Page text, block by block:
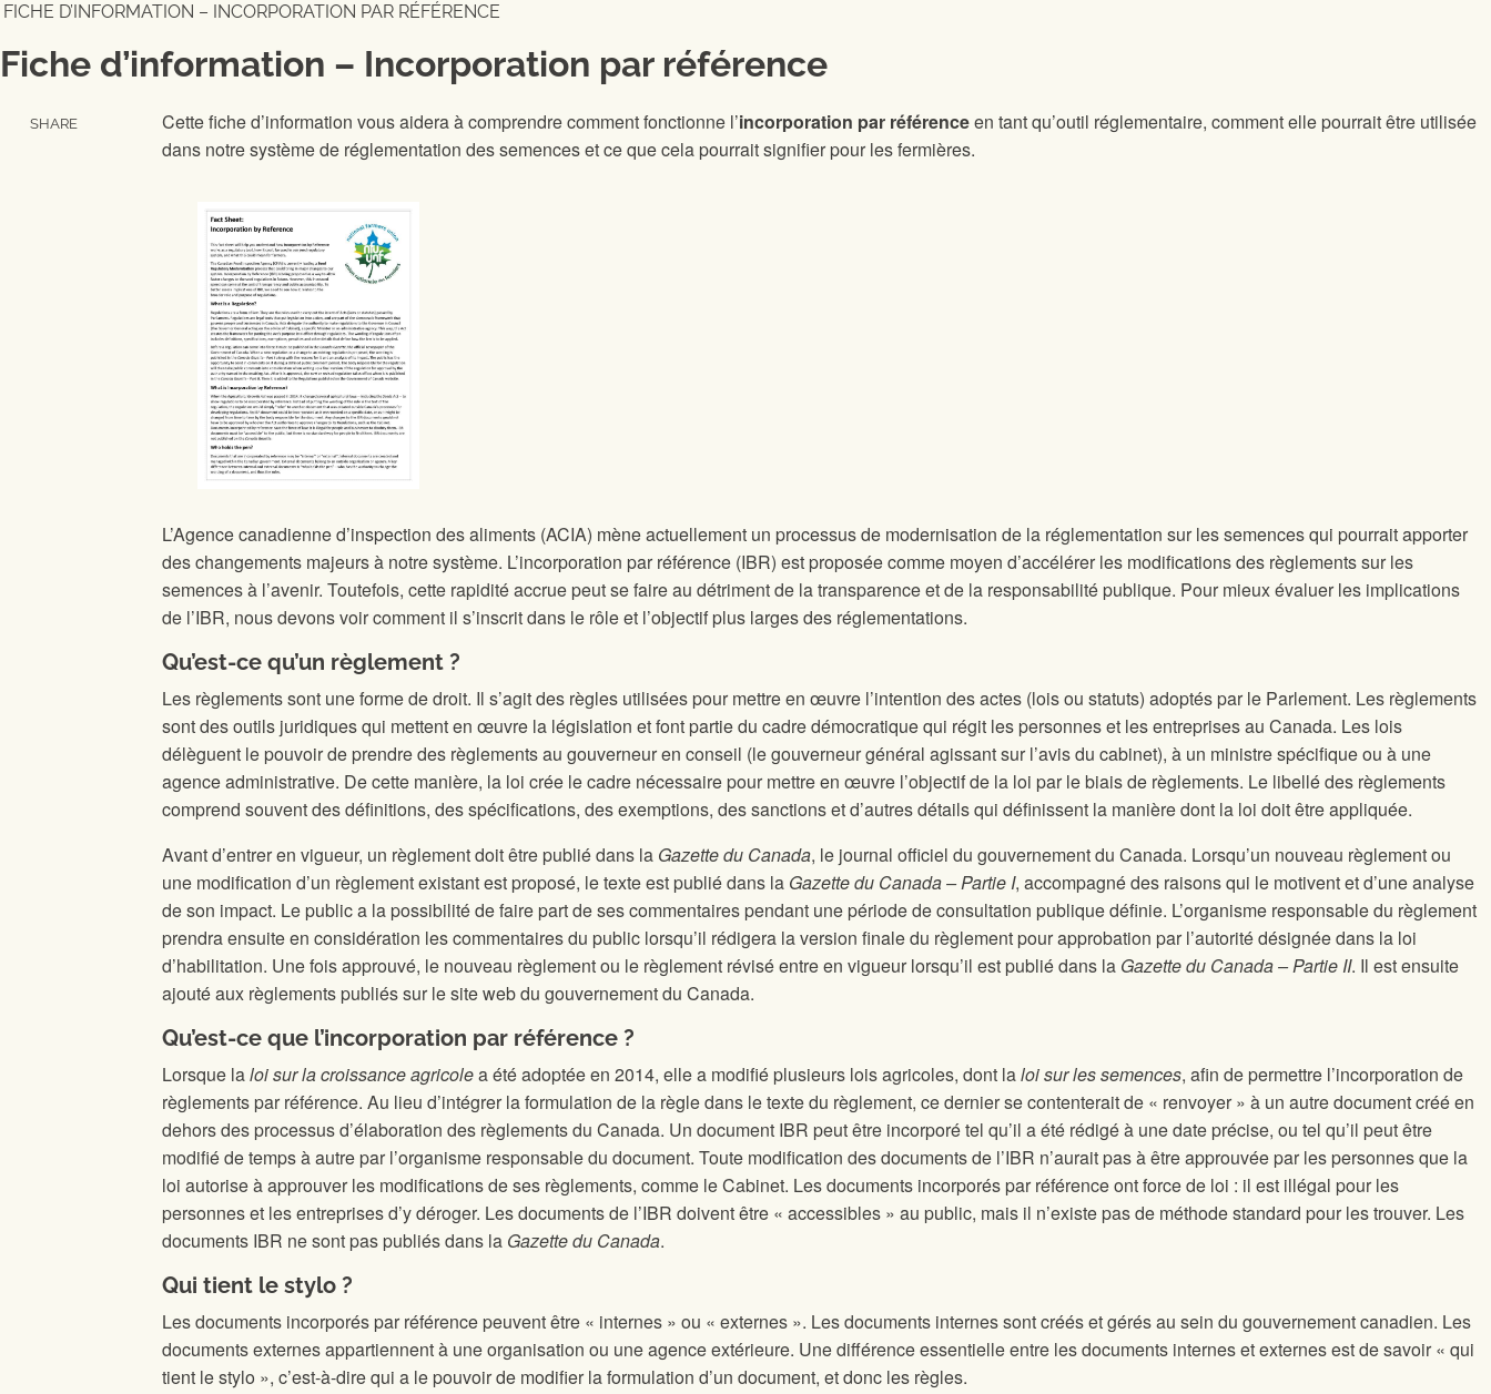
FICHE D’INFORMATION – INCORPORATION PAR RÉFÉRENCE
Fiche d’information – Incorporation par référence
SHARE Cette fiche d’information vous aidera à comprendre comment fonctionne l’incorporation par référenceen tant qu’outil réglementaire, comment elle pourrait être utilisée
dans notre système de réglementation des semences et ce que cela pourrait signifier pour les fermières.
L’Agence canadienne d’inspection des aliments (ACIA) mène actuellement un processus de modernisation de la réglementation sur les semences qui pourrait apporter
des changements majeurs à notre système. L’incorporation par référence (IBR) est proposée comme moyen d’accélérer les modifications des règlements sur les
semences à l’avenir. Toutefois, cette rapidité accrue peut se faire au détriment de la transparence et de la responsabilité publique. Pour mieux évaluer les implications
de l’IBR, nous devons voir comment il s’inscrit dans le rôle et l’objectif plus larges des réglementations.
Qu’est-ce qu’un règlement ?
Les règlements sont une forme de droit. Il s’agit des règles utilisées pour mettre en œuvre l’intention des actes (lois ou statuts) adoptés par le Parlement. Les règlements
sont des outils juridiques qui mettent en œuvre la législation et font partie du cadre démocratique qui régit les personnes et les entreprises au Canada. Les lois
délèguent le pouvoir de prendre des règlements au gouverneur en conseil (le gouverneur général agissant sur l’avis du cabinet), à un ministre spécifique ou à une
agence administrative. De cette manière, la loi crée le cadre nécessaire pour mettre en œuvre l’objectif de la loi par le biais de règlements. Le libellé des règlements
comprend souvent des définitions, des spécifications, des exemptions, des sanctions et d’autres détails qui définissent la manière dont la loi doit être appliquée.
Avant d’entrer en vigueur, un règlement doit être publié dans la Gazette du Canada, le journal officiel du gouvernement du Canada. Lorsqu’un nouveau règlement ou
une modification d’un règlement existant est proposé, le texte est publié dans la Gazette du Canada – Partie I, accompagné des raisons qui le motivent et d’une analyse
de son impact. Le public a la possibilité de faire part de ses commentaires pendant une période de consultation publique définie. L’organisme responsable du règlement
prendra ensuite en considération les commentaires du public lorsqu’il rédigera la version finale du règlement pour approbation par l’autorité désignée dans la loi
d’habilitation. Une fois approuvé, le nouveau règlement ou le règlement révisé entre en vigueur lorsqu’il est publié dans la Gazette du Canada – Partie II. Il est ensuite
ajouté aux règlements publiés sur le site web du gouvernement du Canada.
Qu’est-ce que l’incorporation par référence ?
Lorsque laloi sur la croissance agricolea été adoptée en 2014, elle a modifié plusieurs lois agricoles, dont laloi sur les semences, afin de permettre l’incorporation de
règlements par référence. Au lieu d’intégrer la formulation de la règle dans le texte du règlement, ce dernier se contenterait de « renvoyer » à un autre document créé en
dehors des processus d’élaboration des règlements du Canada. Un document IBR peut être incorporé tel qu’il a été rédigé à une date précise, ou tel qu’il peut être
modifié de temps à autre par l’organisme responsable du document. Toute modification des documents de l’IBR n’aurait pas à être approuvée par les personnes que la
loi autorise à approuver les modifications de ses règlements, comme le Cabinet. Les documents incorporés par référence ont force de loi : il est illégal pour les
personnes et les entreprises d’y déroger. Les documents de l’IBR doivent être « accessibles » au public, mais il n’existe pas de méthode standard pour les trouver. Les
documents IBR ne sont pas publiés dans la Gazette du Canada.
Qui tient le stylo ?
Les documents incorporés par référence peuvent être « internes » ou « externes ». Les documents internes sont créés et gérés au sein du gouvernement canadien. Les
documents externes appartiennent à une organisation ou une agence extérieure. Une différence essentielle entre les documents internes et externes est de savoir « qui
tient le stylo », c’est-à-dire qui a le pouvoir de modifier la formulation d’un document, et donc les règles.